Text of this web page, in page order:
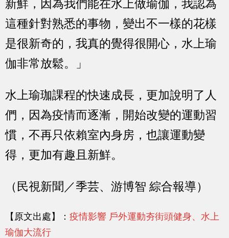
新鮮，因為我們能在水上做瑜伽，我認為
這種針對熟悉的事物，變出不一樣的花樣
是很新奇的，我真的覺得很開心，水上瑜
伽非常放鬆。」
水上瑜珈課程的快速成長，更加說明了人
們，因為疫情而逐漸，開始改變的運動習
慣，不再只依賴室內身房，也讓運動變
得，更加有趣且新鮮。
（民視新聞／季芸、游博智 綜合報導）
【原文出處】： 疫情影響 戶外運動夯街頭健身、水上
瑜伽大流行